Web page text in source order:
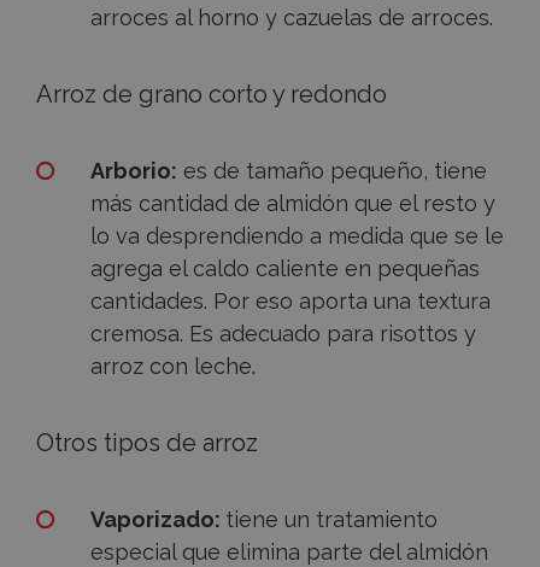
arroces al horno y cazuelas de arroces.
Arroz de grano corto y redondo
Arborio: es de tamaño pequeño, tiene
más cantidad de almidón que el resto y
lo va desprendiendo a medida que se le
agrega el caldo caliente en pequeñas
cantidades. Por eso aporta una textura
cremosa. Es adecuado para risottos y
arroz con leche.
Otros tipos de arroz
Vaporizado: tiene un tratamiento
especial que elimina parte del almidón